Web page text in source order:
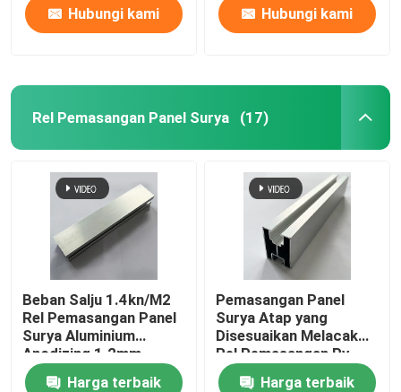
Hubungi kami Hubungi kami
Rel Pemasangan Panel Surya (17)
Beban Salju 1.4kn/M2
Rel Pemasangan Panel
Surya Aluminium
Anodizing 1.2mm
Harga terbaik
Pemasangan Panel
Surya Atap yang
Disesuaikan Melacak
Rel Pemasangan Pv
Surya Tahan Karat
Harga terbaik